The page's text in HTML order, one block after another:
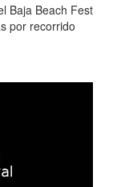
Baja Beach Fest
por recorrido